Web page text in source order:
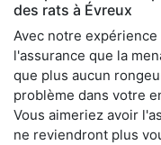
des rats à Évreux
Avec notre
l'assurance que la
que plus aucun
problème dans votre
Vous aimeriez avoir
ne reviendront plus